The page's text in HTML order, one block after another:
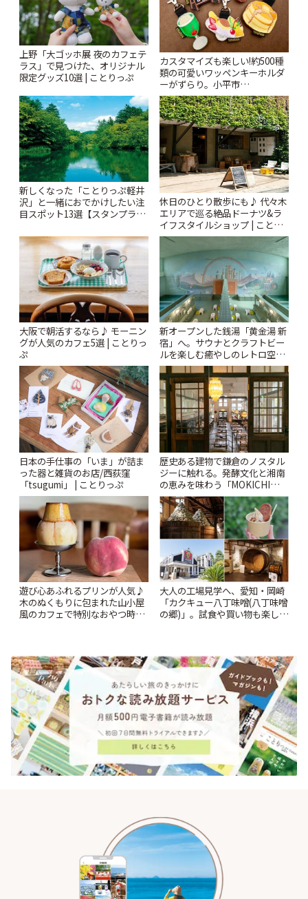
上野「大ゴッホ展 夜のカフェテ
ラス」で見つけた、オリジナル
限定グッズ10選 | ことりっぷ
カスタマイズも楽しい!約500種
類の可愛いワッペンキーホルダ
ーがずらり。小平市
「Kimamaya T&K」 | ことりっ
ぷ
新しくなった「ことりっぷ軽井
沢」と一緒におでかけしたい注
目スポット13選【スタンプラリ
休日のひとり散歩にも♪ 代々木
エリアで巡る絶品ドーナツ&ラ
イフスタイルショップ | ことり
っぷ
大阪で朝活するなら♪ モーニン
グが人気のカフェ5選 | ことりっ
ぷ
新オープンした銭湯「黄金湯 新
宿」へ。サウナとクラフトビー
ルを楽しむ癒やしのレトロ空間
| ことりっぷ
日本の手仕事の「いま」が詰ま
った器と雑貨のお店/西荻窪
「tsugumi」 | ことりっぷ
歴史ある建物で鎌倉のノスタル
ジーに触れる。発酵文化と湘南
の恵みを味わう「MOKICHI
KAMAKURA」 | ことりっぷ
遊び心あふれるプリンが人気♪
木のぬくもりに包まれた山小屋
風のカフェで特別なおやつ時間
大人の工場見学へ、愛知・岡崎
「カクキュー八丁味噌(八丁味噌
の郷)」。試食や買い物も楽しみ